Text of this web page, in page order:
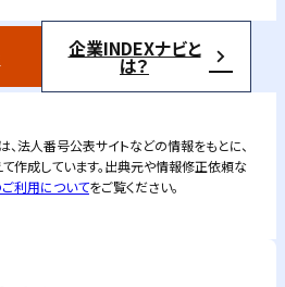
企業INDEXナビと
は？
、法人番号公表サイトなどの情報をもとに、
作成しています。出典元や情報修正依頼な
ご利用についてをご覧ください。